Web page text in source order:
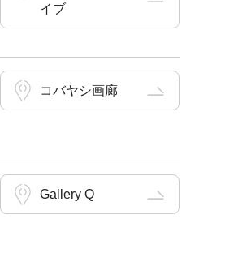
イブ
コバヤシ画廊
Gallery Q